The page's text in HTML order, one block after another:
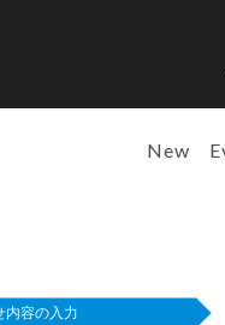
New
内容の入力